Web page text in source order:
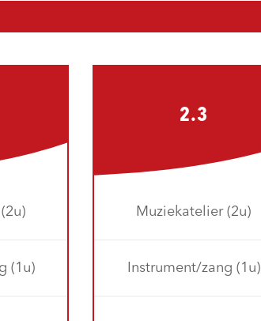
(1u)
2.3
Muziekatelier (2u)
Instrument/zang (1u)